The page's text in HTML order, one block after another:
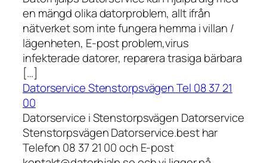
en mängd olika datorproblem, allt ifrån
nätverket som inte fungera hemma i villan /
lägenheten, E-post problem,virus
infekterade datorer, reparera trasiga bärbara
[…]
Datorservice Stenstorpsvägen Tel 08 37 21
00
Datorservice i Stenstorpsvägen Datorservice
Stenstorpsvägen Datorservice.best har
Telefon 08 37 21 00 och E-post